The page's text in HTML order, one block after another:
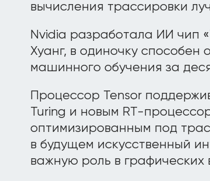
вычисления трассировки
Nvidia разработала ИИ чип
Хуанг, в одиночку способен
машинного обучения за
Процессор Tensor
Turing и новым RT-
оптимизированным под
в будущем искусственный
важную роль в графических